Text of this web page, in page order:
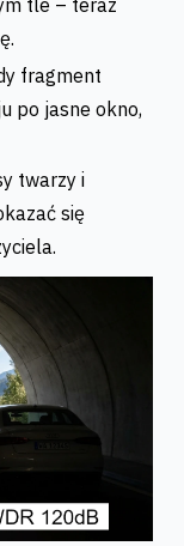
tle – teraz
fragment
po jasne okno,
twarzy i
się